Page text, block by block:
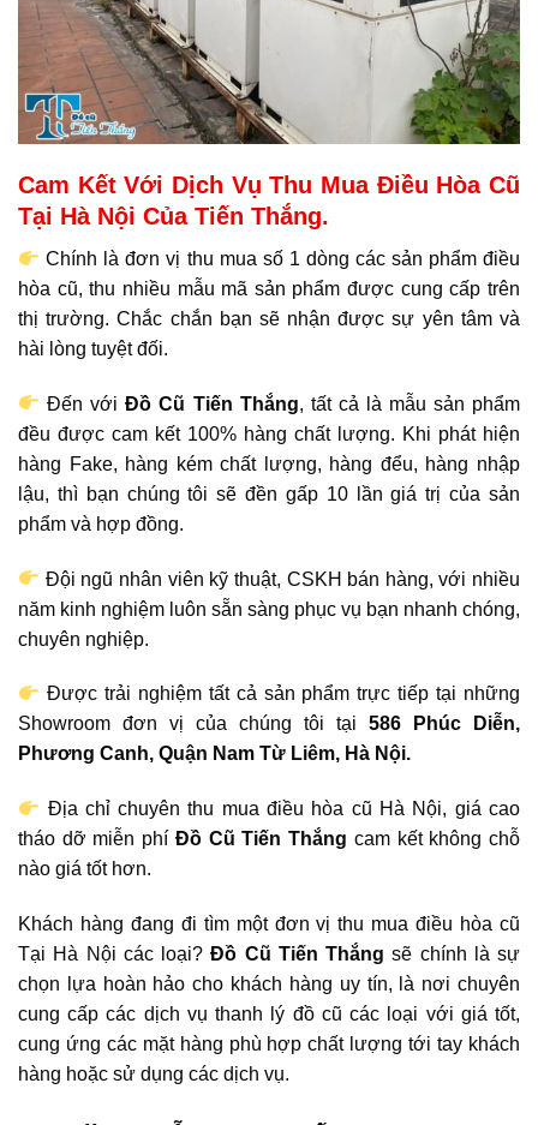
Cam Kết Với Dịch Vụ Thu Mua Điều Hòa Cũ
Tại Hà Nội Của Tiến Thắng.
Chính là đơn vị thu mua số 1 dòng các sản phẩm điều
hòa cũ, thu nhiều mẫu mã sản phẩm được cung cấp trên
thị trường. Chắc chắn bạn sẽ nhận được sự yên tâm và
hài lòng tuyệt đối.
Đến vớiĐồ Cũ Tiến Thắng, tất cả là mẫu sản phẩm
đều được cam kết 100% hàng chất lượng. Khi phát hiện
hàng Fake, hàng kém chất lượng, hàng đểu, hàng nhập
lậu, thì bạn chúng tôi sẽ đền gấp 10 lần giá trị của sản
phẩm và hợp đồng.
Đội ngũ nhân viên kỹ thuật, CSKH bán hàng, với nhiều
năm kinh nghiệm luôn sẵn sàng phục vụ bạn nhanh chóng,
chuyên nghiệp.
Được trải nghiệm tất cả sản phẩm trực tiếp tại những
Showroom đơn vị của chúng tôi tại 586 Phúc Diễn,
Phương Canh, Quận Nam Từ Liêm, Hà Nội.
Địa chỉ chuyên thu mua điều hòa cũ Hà Nội, giá cao
tháo dỡ miễn phí Đồ Cũ Tiến Thắng cam kết không chỗ
nào giá tốt hơn.
Khách hàng đang đi tìm một đơn vị thu mua điều hòa cũ
Tại Hà Nội các loại?Đồ Cũ Tiến Thắng sẽ chính là sự
chọn lựa hoàn hảo cho khách hàng uy tín, là nơi chuyên
cung cấp các dịch vụ thanh lý đồ cũ các loại với giá tốt,
cung ứng các mặt hàng phù hợp chất lượng tới tay khách
hàng hoặc sử dụng các dịch vụ.